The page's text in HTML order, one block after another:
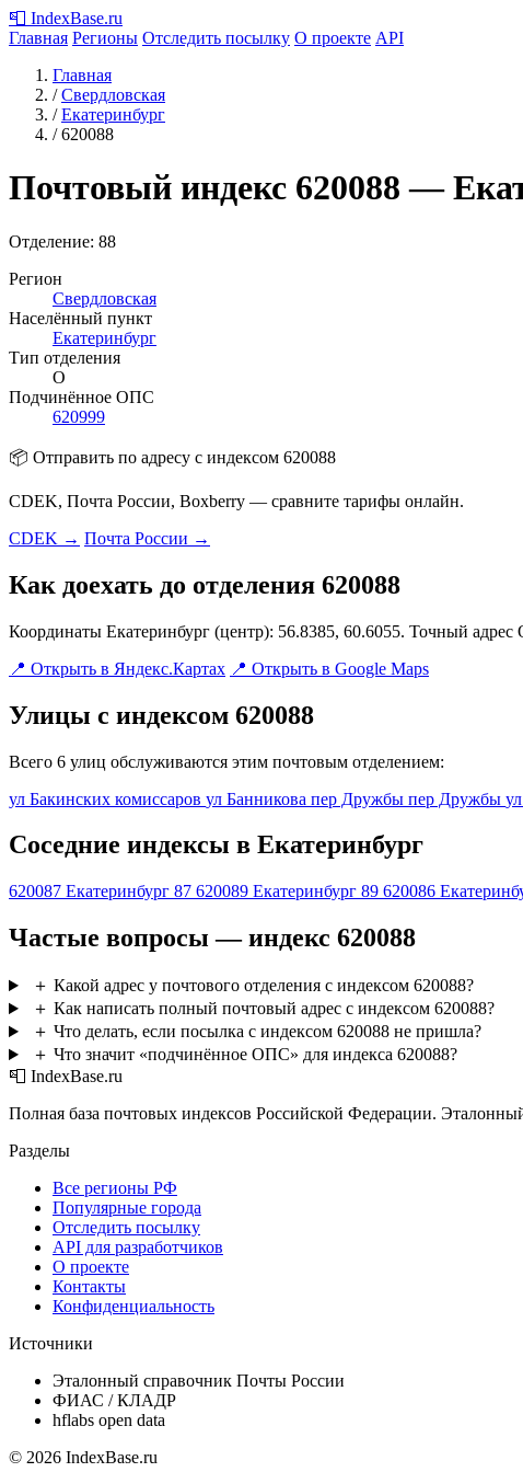
📮 IndexBase.ru
Главная Регионы Отследить посылку О проекте API
Главная
/ Свердловская
/ Екатеринбург
/ 620088
Почтовый индекс 620088 —
Отделение: 88
Регион
Свердловская
Населённый пункт
Екатеринбург
Тип отделения
О
Подчинённое ОПС
620999
📦 Отправить по адресу с индексом 620088
CDEK, Почта России, Boxberry — сравните тарифы онлайн.
CDEK → Почта России →
Как доехать до отделения 620088
Координаты Екатеринбург (центр): 56.8385, 60.6055. Точный
📍 Открыть в Яндекс.Картах 📍 Открыть в Google Maps
Улицы с индексом 620088
Всего 6 улиц обслуживаются этим почтовым отделением:
ул Бакинских комиссаров ул Банникова пер Дружбы пер Дружбы
Соседние индексы в Екатеринбург
620087 Екатеринбург 87 620089 Екатеринбург 89 620086
Частые вопросы — индекс 620088
＋ Какой адрес у почтового отделения с индексом 620088?
＋ Как написать полный почтовый адрес с индексом 620088?
＋ Что делать, если посылка с индексом 620088 не пришла?
＋ Что значит «подчинённое ОПС» для индекса 620088?
📮 IndexBase.ru
Полная база почтовых индексов Российской Федерации.
Разделы
Все регионы РФ
Популярные города
Отследить посылку
API для разработчиков
О проекте
Контакты
Конфиденциальность
Источники
Эталонный справочник Почты России
ФИАС / КЛАДР
hflabs open data
© 2026 IndexBase.ru